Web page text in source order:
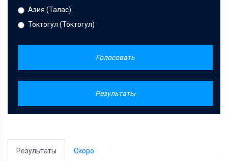
Азия (Талас)
Токтогул (Токтогул)
Голосовать
Результаты
Результаты Скоро